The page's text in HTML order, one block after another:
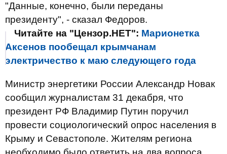
"Данные, конечно, были переданы
президенту", - сказал Федоров.
Читайте на "Цензор.НЕТ": Марионетка
Аксенов пообещал крымчанам
электричество к маю следующего года
Министр энергетики России Александр Новак
сообщил журналистам 31 декабря, что
президент РФ Владимир Путин поручил
провести социологический опрос населения в
Крыму и Севастополе. Жителям региона